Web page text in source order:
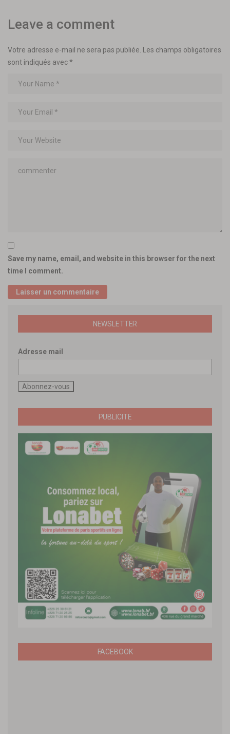
Leave a comment
Votre adresse e-mail ne sera pas publiée.
Les champs obligatoires
sont indiqués avec*
Save my name, email, and website in this browser for the next
time I comment.
NEWSLETTER
Adresse mail
PUBLICITE
FACEBOOK